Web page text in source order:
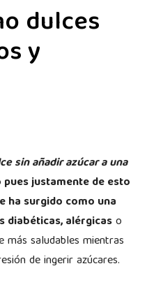
dulces
y
sin añadir azúcar a una
justamente de esto
ha surgido como una
diabéticas, alérgicaso
más saludables mientras
de ingerir azúcares.